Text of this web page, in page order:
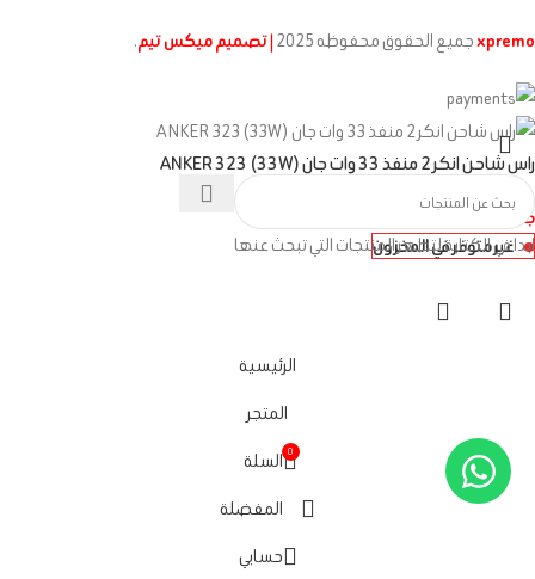
xpremoجميع الحقوق محفوظه | تصميم ميكس تيم.
ابدا في الكتابة لتظهر المنتجات التي تبحث عنها
راس شاحن انكر 2 منفذ 33 وات جان ANKER 323 (33W)
جنيه
544
غير متوفر في المخزون
الرئيسية
المتجر
0 السلة
المفضلة
حسابي